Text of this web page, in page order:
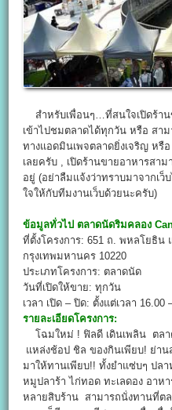
สำหรับเพื่อนๆ…ที่สนใจเปิดร้าน
เข้าไปชมตลาดได้ทุกวัน หรือ สาม
ทางแอดมินเพจตลาดยิ่งเจริญ หรื
เลยครับ , เปิดร้านขายอาหารสา
อยู่ (อย่าลืมแจ้งว่าทราบมาจากเว็
ใจให้กับทีมงานเว็บด้วยนะครับ)
ข้อมูลทั่วไป ตลาดนัดริมคลอง
ที่ตั้งโครงการ: 651 ถ. พหลโยธิน
กรุงเทพมหานคร 10220
ประเภทโครงการ: ตลาดนัด
วันที่เปิดให้ขาย: ทุกวัน
เวลา เปิด – ปิด: ตั้งแต่เวลา 16.00
รายละเอียดโครงการ:
โฉมใหม่ ! ฟิลดี เดินเพลิน ตลา
แหล่งช้อป ชิล ของกินเพียบ! ย่า
มาให้ทานเพียบ!! ทั้งยำแซ่บๆ ปล
หมูปลาร้า ไก่ทอด ทะเลดอง อาห
หลายสิบร้าน สามารถนั่งทานที่ตล